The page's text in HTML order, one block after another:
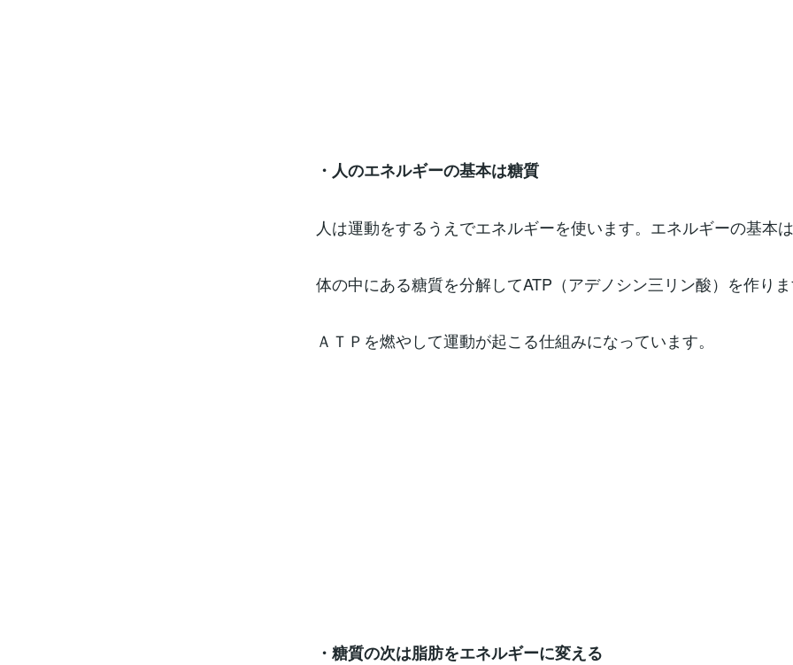
・人のエネルギーの基本は糖質
人は運動をするうえでエネルギーを使います。エネルギーの基本は
体の中にある糖質を分解してATP（アデノシン三リン酸）を作りま
ＡＴＰを燃やして運動が起こる仕組みになっています。
・糖質の次は脂肪をエネルギーに変える